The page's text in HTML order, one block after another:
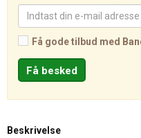
Få gode tilbud med
Beskrivelse